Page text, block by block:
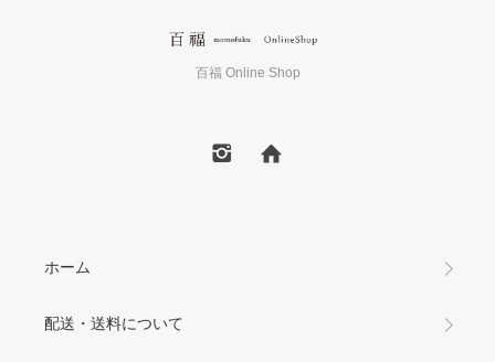
百福 Online Shop
ホーム
配送・送料について